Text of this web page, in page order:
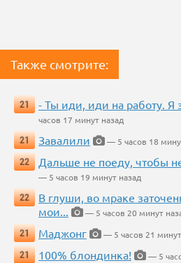
Также смотрите:
21 - Ты иди, иди на работу. Я
часов 17 минут назад
21
Завалили
— 5 часов 18
22
Дальше не поеду, чтобы
— 5 часов 19 минут назад
22
В глуши, во мраке
мои...
— 5 часов 20 минут
21
Маджонг
— 5 часов 21
21
100% блондинка!
— 5